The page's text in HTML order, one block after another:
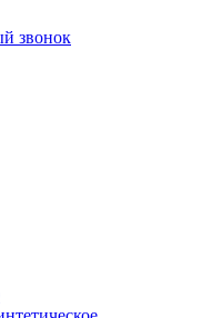
звонок